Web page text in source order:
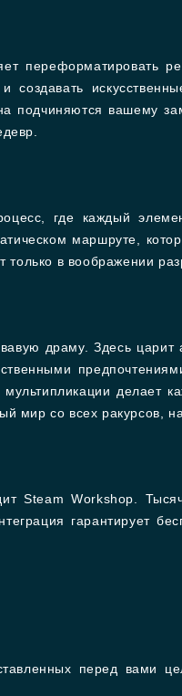
переформатировать
создавать
подчиняются вашему
где каждый
маршруте,
в воображении
драму. Здесь
делает
мир со всех ракурсов,
Steam Workshop.
гарантирует
перед вами